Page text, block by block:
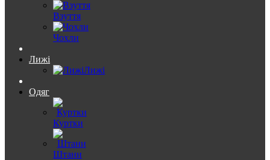
Взуття
Чохли
Лижі
Лижі
Одяг
Куртки
Штани